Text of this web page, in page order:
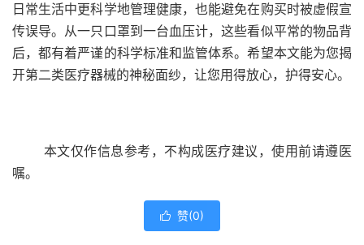
日常生活中更科学地管理健康，也能避免在购买时被虚假宣
传误导。从一只口罩到一台血压计，这些看似平常的物品背
后，都有着严谨的科学标准和监管体系。希望本文能为您揭
开第二类医疗器械的神秘面纱，让您用得放心，护得安心。
本文仅作信息参考，不构成医疗建议，使用前请遵医
嘱。
 赞(0)